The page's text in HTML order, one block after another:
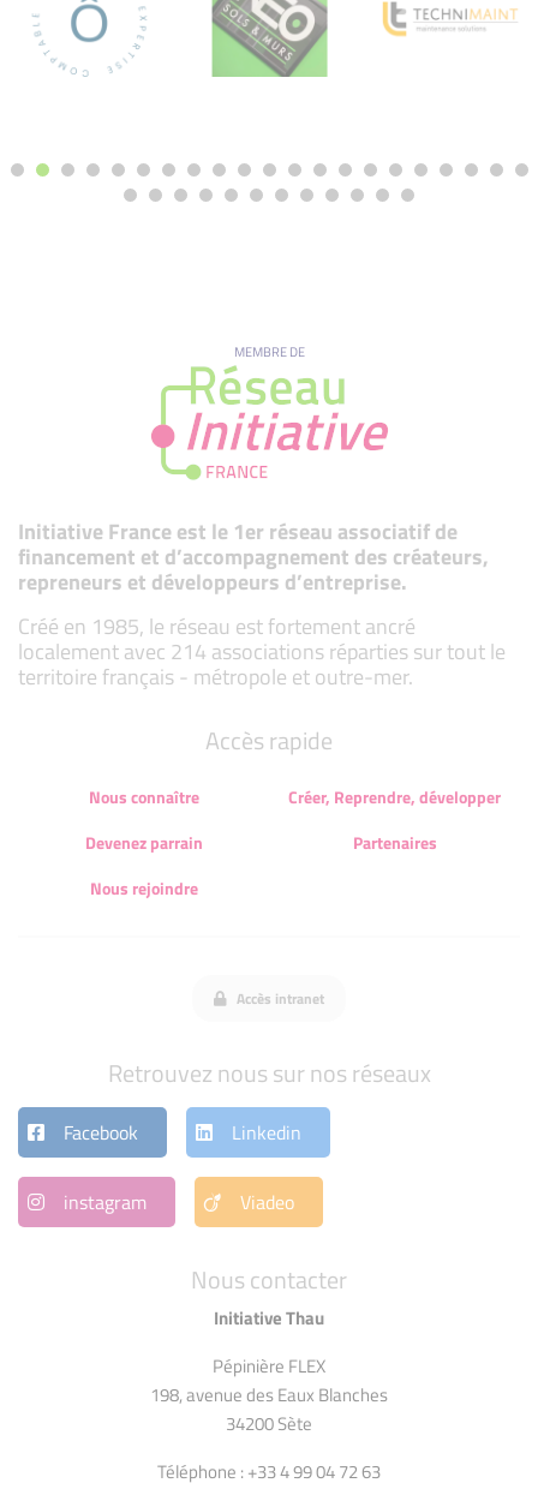
MEMBRE DE
Initiative France est le 1er réseau associatif de
financement et d’accompagnement des créateurs,
repreneurs et développeurs d’entreprise.
Créé en 1985, le réseau est fortement ancré
localement avec 214 associations réparties sur tout le
territoire français - métropole et outre-mer.
Nous contacter
Initiative Thau
Pépinière FLEX
198, avenue des Eaux Blanches
34200 Sète
Téléphone : +33 4 99 04 72 63
Accès rapide
Nous connaître
Créer, Reprendre, développer
Devenez parrain
Partenaires
Nous rejoindre
Accès intranet
Retrouvez nous sur nos réseaux
Facebook Linkedin
instagram Viadeo